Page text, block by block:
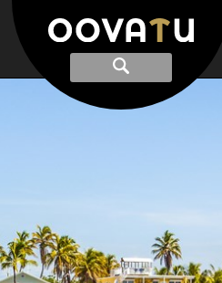
Afficher
recherche
Recherche